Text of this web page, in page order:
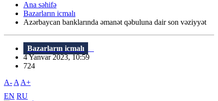
Ana səhifə
Bazarların icmalı
Azərbaycan banklarında əmanət qəbuluna dair son vəziyyət
Bazarların icmalı
4 Yanvar 2023, 10:59
724
A- A A+
EN RU